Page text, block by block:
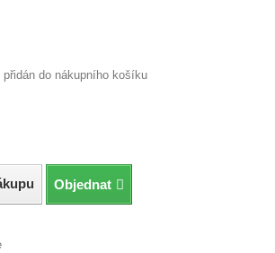
do nákupního košíku
Objednat